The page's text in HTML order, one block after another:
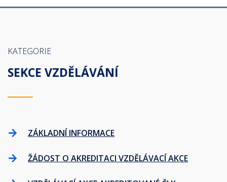
KATEGORIE
SEKCE VZDĚLÁVÁNÍ
ZÁKLADNÍ INFORMACE
ŽÁDOST O AKREDITACI VZDĚLÁVACÍ AKCE